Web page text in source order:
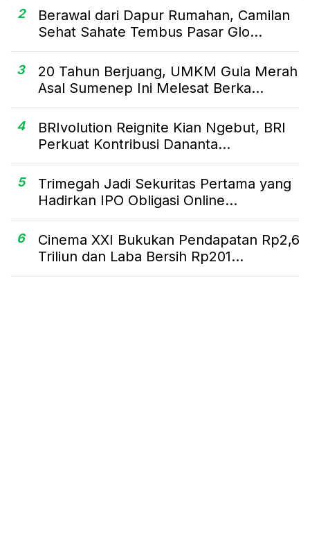
2
Berawal dari Dapur Rumahan, Camilan
Sehat Sahate Tembus Pasar Glo...
3
20 Tahun Berjuang, UMKM Gula Merah
Asal Sumenep Ini Melesat Berka...
4
BRIvolution Reignite Kian Ngebut, BRI
Perkuat Kontribusi Dananta...
5
Trimegah Jadi Sekuritas Pertama yang
Hadirkan IPO Obligasi Online...
6
Cinema XXI Bukukan Pendapatan Rp2,6
Triliun dan Laba Bersih Rp201...